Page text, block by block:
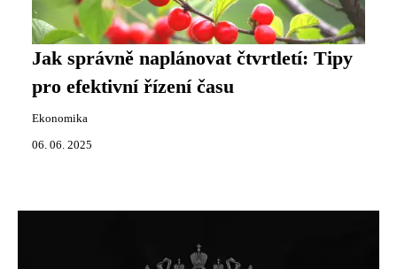
Jak správně naplánovat čtvrtletí: Tipy
pro efektivní řízení času
Ekonomika
06. 06. 2025